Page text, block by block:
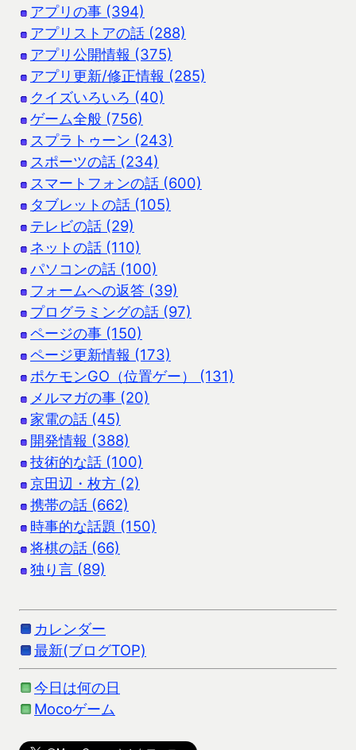
アプリの事 (394)
アプリストアの話 (288)
アプリ公開情報 (375)
アプリ更新/修正情報 (285)
クイズいろいろ (40)
ゲーム全般 (756)
スプラトゥーン (243)
スポーツの話 (234)
スマートフォンの話 (600)
タブレットの話 (105)
テレビの話 (29)
ネットの話 (110)
パソコンの話 (100)
フォームへの返答 (39)
プログラミングの話 (97)
ページの事 (150)
ページ更新情報 (173)
ポケモンGO（位置ゲー） (131)
メルマガの事 (20)
家電の話 (45)
開発情報 (388)
技術的な話 (100)
京田辺・枚方 (2)
携帯の話 (662)
時事的な話題 (150)
将棋の話 (66)
独り言 (89)
カレンダー
最新(ブログTOP)
今日は何の日
Mocoゲーム